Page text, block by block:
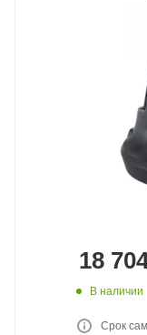
18
В наличии
Срок